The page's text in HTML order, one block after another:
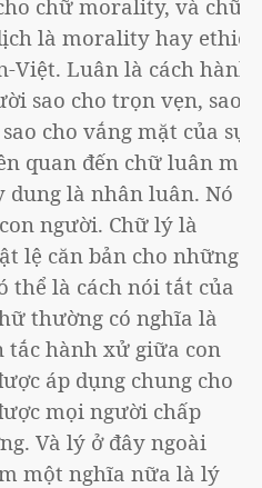
chữ morality, và chữ
là morality hay ethic.
Luân là cách hành
sao cho trọn vẹn, sao
cho vắng mặt của sự
quan đến chữ luân mà
là nhân luân. Nó có
người. Chữ lý là
lệ căn bản cho những
thể là cách nói tắt của
thường có nghĩa là
tắc hành xử giữa con
áp dụng chung cho
mọi người chấp
Và lý ở đây ngoài
một nghĩa nữa là lý